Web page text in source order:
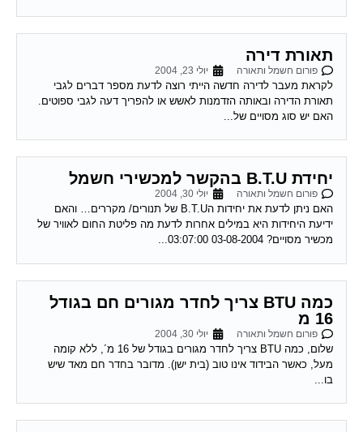
תאורת דירה
פורום חשמל ותאורה יולי 23, 2004
לקראת מעבר לדירה חדשה הייתי רוצה לדעת מספר דברים לגבי
תאורת הדירה ובאותה הזדמנות לאשש או להפריך דעה לגבי ספוטים.
האם יש סוג מסויים של...
יחידת B.T.U בהקשר למכשירי חשמל
פורום חשמל ותאורה יולי 30, 2004
האם ניתן לדעת את יחידות הB.T.U של תנורים/ מקררים… והאם
ידיעת היחידות היא במילים אחרות לדעת מה פליטת החום לאוויר של
מכשיר מסויים? 03-08-2004 03:07:00...
כמה BTU צריך לחדר מגורים חם בגודל
16 מ
פורום חשמל ותאורה יולי 30, 2004
שלום, כמה BTU צריך לחדר מגורים בגודל של 16 מ´, ללא קומה
מעל, כאשר הבידוד אינו טוב (בית ישן). מדובר בחדר חם מאד שיש
בו...